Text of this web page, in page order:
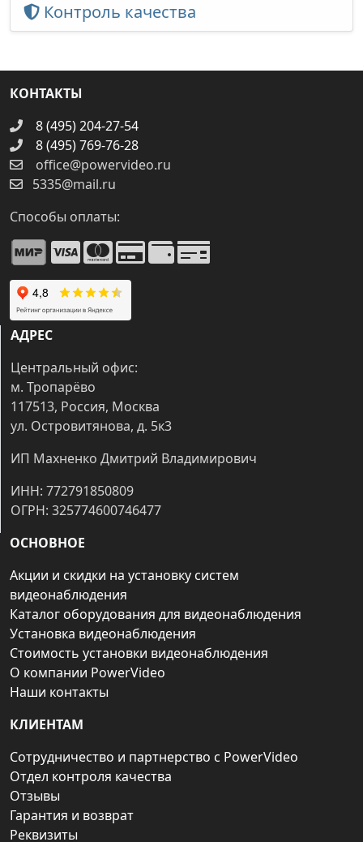
Контроль качества
КОНТАКТЫ
8 (495) 204-27-54
8 (495) 769-76-28
office@powervideo.ru
5335@mail.ru
Способы оплаты:
АДРЕС
Центральный офис:
м. Тропарёво
117513, Россия, Москва
ул. Островитянова, д. 5к3
ИП Махненко Дмитрий Владимирович
ИНН: 772791850809
ОГРН: 325774600746477
ОСНОВНОЕ
Акции и скидки на установку систем
видеонаблюдения
Каталог оборудования для видеонаблюдения
Установка видеонаблюдения
Стоимость установки видеонаблюдения
О компании PowerVideo
Наши контакты
КЛИЕНТАМ
Сотрудничество и партнерство с PowerVideo
Отдел контроля качества
Отзывы
Гарантия и возврат
Реквизиты